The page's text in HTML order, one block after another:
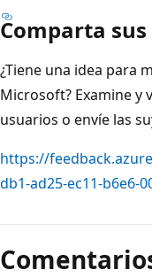
Comparta
¿Tiene una idea para
Microsoft? Examine y
usuarios o envíe las
https://
db1-ad25-ec11-b6e6-